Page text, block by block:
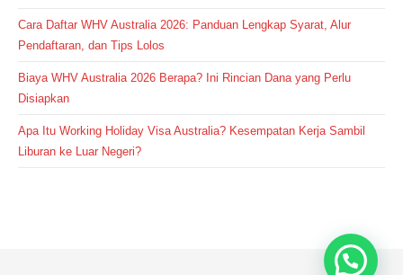
Cara Daftar WHV Australia 2026: Panduan Lengkap Syarat, Alur
Pendaftaran, dan Tips Lolos
Biaya WHV Australia 2026 Berapa? Ini Rincian Dana yang Perlu
Disiapkan
Apa Itu Working Holiday Visa Australia? Kesempatan Kerja Sambil
Liburan ke Luar Negeri?